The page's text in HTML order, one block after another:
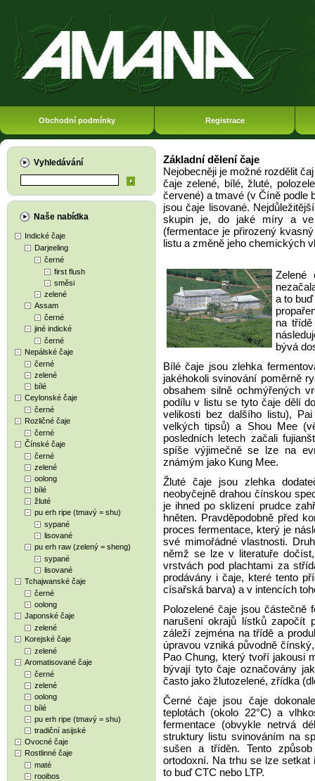
Obchodní podmínky Registrace
Vyhledávání
Naše nabídka
Indické čaje
Darjeeling
černé
first flush
směsi
zelené
Assam
černé
jiné indické
černé
Nepálské čaje
černé
zelené
bílé
Ceylonské čaje
černé
Rozličné čaje
černé
Čínské čaje
černé
zelené
oolong
bílé
žluté
pu erh ripe (tmavý = shu)
sypané
lisované
pu erh raw (zelený = sheng)
sypané
lisované
Tchajwanské čaje
černé
oolong
Japonské čaje
zelené
Korejské čaje
zelené
Aromatisované čaje
černé
zelené
oolong
bílé
pu erh ripe (tmavý = shu)
tradiční asijské
Ovocné čaje
Rostlinné čaje
maté
rooibos
Základní dělení čaje
Nejobecněji je možné rozdělit
čaje zelené, bílé, žluté,
červené) a tmavé (v Číně podle
jsou čaje lisované.
skupin je, do jaké míry a ve
(fermentace je přirozený
listu a změně jeho chemických
Zelené
a to
na
bývá
Bílé čaje jsou zlehka
jakéhokoli svinování poměrně
obsahem silně ochmýřených
podílu v listu se tyto čaje dělí
velikosti bez dalšího listu),
velkých tipsů) a Shou Mee
posledních letech začali
spíše výjimečně se lze na
známým jako Kung Mee.
Žluté čaje jsou zlehka
neobyčejně drahou čínskou
je ihned po sklizení prudce
hněten. Pravděpodobně před
proces fermentace, který je
své mimořádné vlastnosti.
němž se lze v literatuře
vrstvách pod plachtami za
prodávány i čaje, které tento
císařská barva) a v intencích
Polozelené čaje jsou částečně
narušení okrajů lístků započít
záleží zejména na třídě a
úpravou vzniká původně
Pao Chung, který tvoří jakousi
bývají tyto čaje označovány
často jako žlutozelené, zřídka
Černé čaje jsou čaje
teplotách (okolo 22°C) a
fermentace (obvykle netrvá
struktury listu svinováním na
sušen a tříděn. Tento
ortodoxní. Na trhu se lze
to buď CTC nebo LTP.